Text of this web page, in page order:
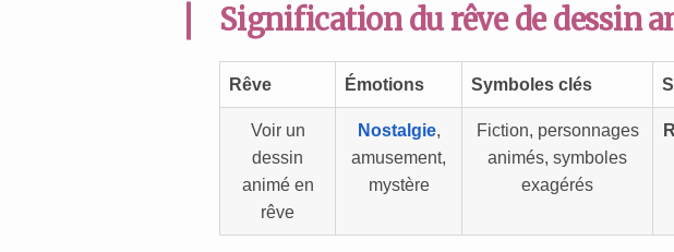
Signification du rêve de dessin
Rêve Émotions Symboles clés
Voir un
dessin
animé en
rêve
Nostalgie,
amusement,
mystère
Fiction, personnages
animés, symboles
exagérés